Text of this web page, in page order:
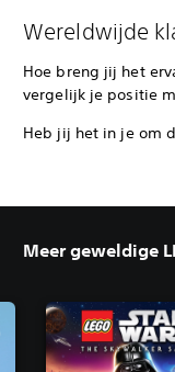
Wereldwijde
Hoe breng jij het
vergelijk je positie
Heb jij het in je om
Meer geweldige